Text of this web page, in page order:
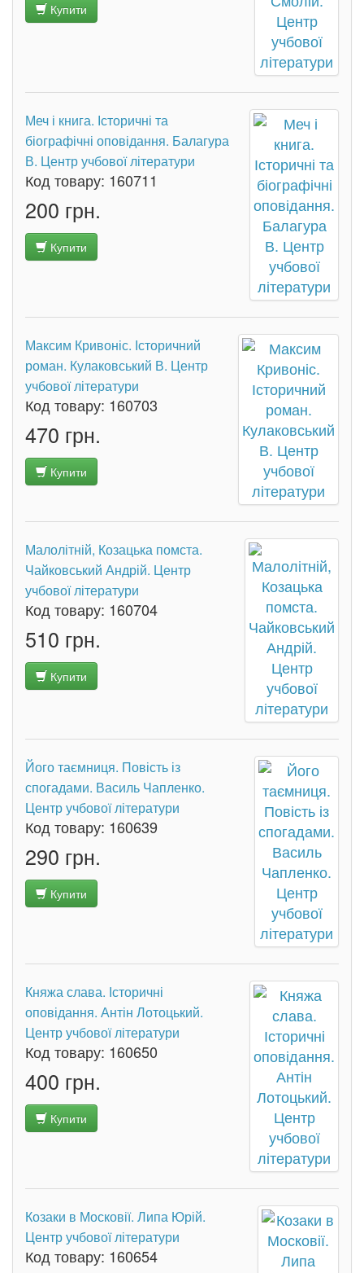
Купити
Меч і книга. Історичні та
біографічні оповідання. Балагура
В. Центр учбової літератури
Код товару: 160711
200 грн.
Купити
Максим Кривоніс. Історичний
роман. Кулаковський В. Центр
учбової літератури
Код товару: 160703
470 грн.
Купити
Малолітній, Козацька помста.
Чайковський Андрій. Центр
учбової літератури
Код товару: 160704
510 грн.
Купити
Його таємниця. Повість із
спогадами. Василь Чапленко.
Центр учбової літератури
Код товару: 160639
290 грн.
Купити
Княжа слава. Історичні
оповідання. Антін Лотоцький.
Центр учбової літератури
Код товару: 160650
400 грн.
Купити
Козаки в Московії. Липа Юрій.
Центр учбової літератури
Код товару: 160654